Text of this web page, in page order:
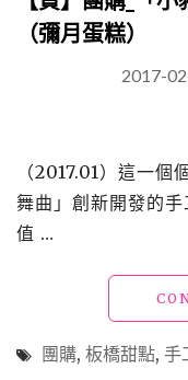
（彌月蛋糕）
2017-
（2017.01）這一
舞曲」創新開發的
值 …
團購, 板橋甜點, 手